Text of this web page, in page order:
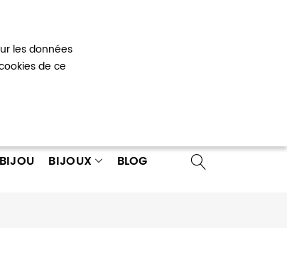
les données
de ce
BIJOUX BLOG